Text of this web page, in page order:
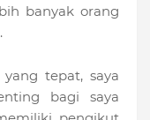
banyak orang
tepat, saya
bagi saya